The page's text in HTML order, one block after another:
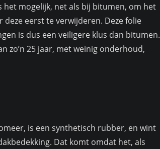
het mogelijk, net als bij bitumen, om het
eerst te verwijderen. Deze folie
is dus een veiligere klus dan bitumen.
zo’n 25 jaar, met weinig onderhoud,
is een synthetisch rubber, en wint
Dat komt omdat het, als